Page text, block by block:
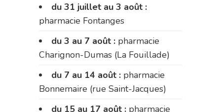
du 31 juillet au 3 août :
pharmacie Fontanges
du 3 au 7 août : pharmacie
Charignon-Dumas (La Fouillade)
du 7 au 14 août : pharmacie
Bonnemaire (rue Saint-Jacques)
du 15 au 17 août : pharmacie